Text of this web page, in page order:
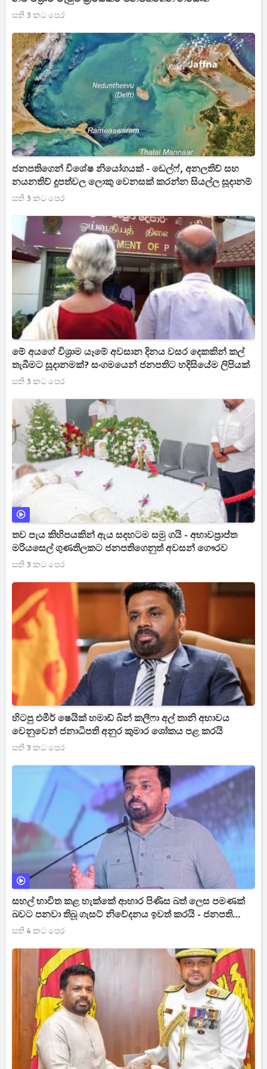
සති 3 කට පෙර
ජනපතිගෙන් විශේෂ නියෝගයක් - ඩෙල්ෆ්, අනලතිව් සහ
නයනතිව් දූපත්වල ලොකු වෙනසක් කරන්න සියල්ල සූදානම්
සති 3 කට පෙර
මේ අයගේ විශ්‍රාම යෑමේ අවසාන දිනය වසර දෙකකින් කල්
තැබීමට සූදානමක්? සංගමයෙන් ජනපතිට හදිසියේම ලිපියක්
සති 3 කට පෙර
තව පැය කිහිපයකින් ඇය සදහටම සමු ගයි - අභාවප්‍රාප්ත
මරියසෙල් ගුණතිලකට ජනපතිගෙනුත් අවසන් ගෞරව
සති 3 කට පෙර
හිටපු එමීර් ෂෙයික් හමාඩ් බින් කලීෆා අල් තානි අභාවය
වෙනුවෙන් ජනාධිපති අනුර කුමාර ශෝකය පළ කරයි
සති 3 කට පෙර
සහල් භාවිත කළ හැක්කේ ආහාර පිණිස බත් ලෙස පමණක්
බවට පනවා තිබූ ගැසට් නිවේදනය ඉවත් කරයි - ජනපති
[VIDEO]
සති 4 කට පෙර